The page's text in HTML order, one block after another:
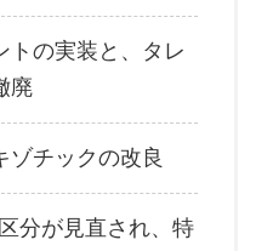
トの実装と、タレ
廃
ゾチックの改良
分が見直され、特